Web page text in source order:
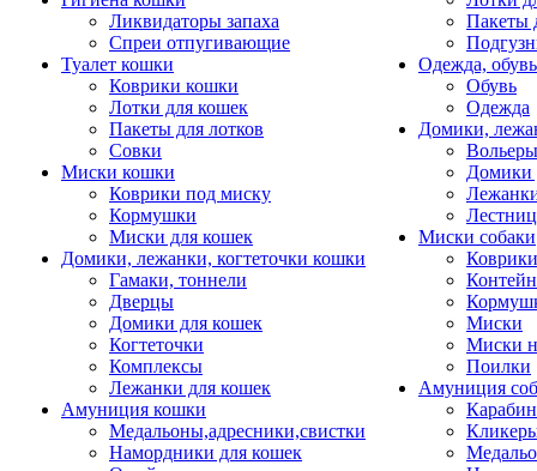
Ликвидаторы запаха
Спреи отпугивающие
Туалет кошки
Коврики кошки
Лотки для кошек
Пакеты для лотков
Совки
Миски кошки
Коврики под миску
Кормушки
Миски для кошек
Домики, лежанки, когтеточки кошки
Гамаки, тоннели
Дверцы
Домики для кошек
Когтеточки
Комплексы
Лежанки для кошек
Амуниция кошки
Медальоны,адресники,свистки
Намордники для кошек
Пакеты
Одежда, обувь
Обувь
Одежда
Домики,
Домики
Миски собаки
Миски
Миски
Поилки
Амуниция